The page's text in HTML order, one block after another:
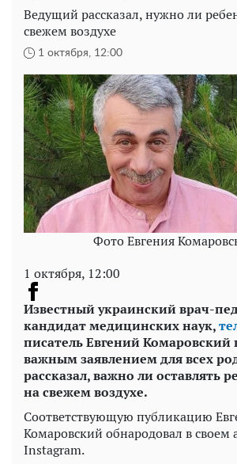
Ведущий рассказал, нужно ли
свежем воздухе
1 октября, 12:00
Фото Евгения
1 октября, 12:00
Известный украинский врач-
кандидат медицинских наук,
писатель Евгений Комаровский
важным заявлением для всех
рассказал, важно ли оставлять
на свежем воздухе.
Соответствующую публикацию
Комаровский обнародовал в своем
Instagram.